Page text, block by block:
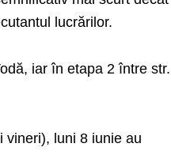
lucrărilor.
iar în etapa 2 între str.
vineri), luni 8 iunie au